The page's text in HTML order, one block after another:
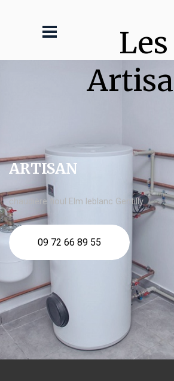
Les
ARTISAN
chaudière fioul Elm leblanc Gentilly
09 72 66 89 55